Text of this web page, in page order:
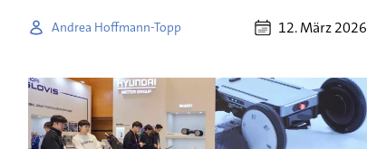
Andrea Hoffmann-Topp 12. März 2026